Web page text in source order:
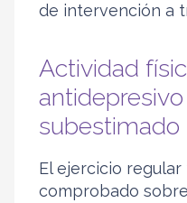
de intervención a
Actividad
subestimado
El ejercicio
comprobado